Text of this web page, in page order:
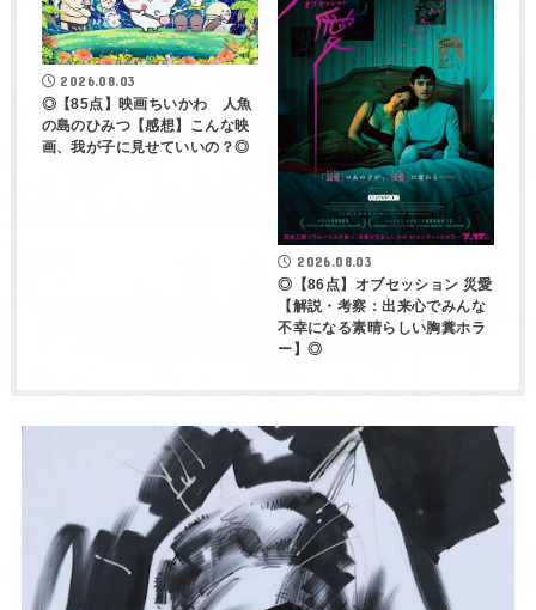
2026.08.03
◎【85点】映画ちいかわ 人魚
の島のひみつ【感想】こんな映
画、我が子に見せていいの？◎
2026.08.03
◎【86点】オブセッション 災愛
【解説・考察：出来心でみんな
不幸になる素晴らしい胸糞ホラ
ー】◎